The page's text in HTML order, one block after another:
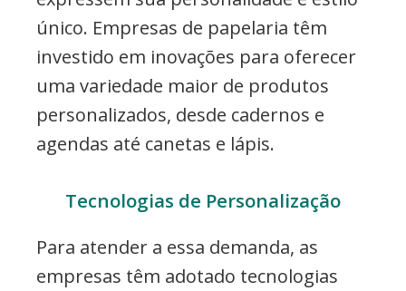
único. Empresas de papelaria têm
investido em inovações para oferecer
uma variedade maior de produtos
personalizados, desde cadernos e
agendas até canetas e lápis.
Tecnologias de Personalização
Para atender a essa demanda, as
empresas têm adotado tecnologias